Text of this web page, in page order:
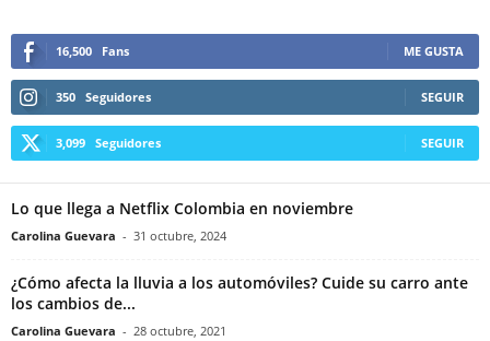
16,500 Fans ME GUSTA
350 Seguidores SEGUIR
3,099 Seguidores SEGUIR
Lo que llega a Netflix Colombia en noviembre
Carolina Guevara - 31 octubre, 2024
¿Cómo afecta la lluvia a los automóviles? Cuide su carro ante
los cambios de...
Carolina Guevara - 28 octubre, 2021